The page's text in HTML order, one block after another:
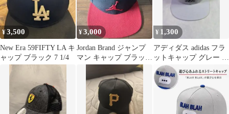
¥3,500
New Era 59FIFTY LA キ
ャップ ブラック 7 1/4
¥3,000
Jordan Brand ジャンプ
マン キャップ ブラック
¥ 1,300
アディダス adidas フラ
ットキャップ グレー フ
リーサイズ